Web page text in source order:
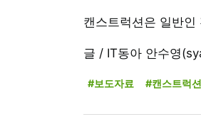
캔스트럭션은 일반
글 / IT동아 안수영
#보도자료 #캔스트럭션